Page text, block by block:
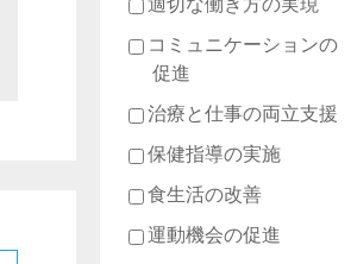
適切な働き方の実現
コミュニケーションの
促進
治療と仕事の両立支援
保健指導の実施
食生活の改善
運動機会の促進